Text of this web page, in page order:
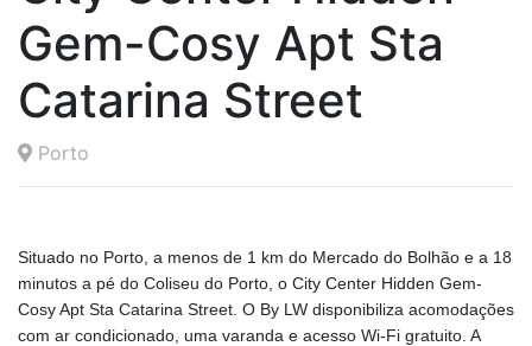
Gem-Cosy Apt Sta
Catarina Street
Porto
Situado no Porto, a menos de 1 km do Mercado do Bolhão e a 18
minutos a pé do Coliseu do Porto, o City Center Hidden Gem-
Cosy Apt Sta Catarina Street. O By LW disponibiliza acomodações
com ar condicionado, uma varanda e acesso Wi-Fi gratuito. A